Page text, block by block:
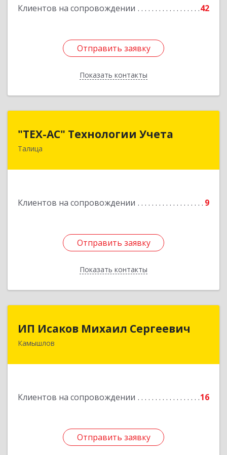
Клиентов на сопровождении 42
Отправить заявку
Показать контакты
Отправить заявку
Назад
"ТЕХ-АС" Технологии Учета
Талица
Клиентов на сопровождении 9
Отправить заявку
Показать контакты
Отправить заявку
Назад
ИП Исаков Михаил Сергеевич
Камышлов
Клиентов на сопровождении 16
Отправить заявку
624860, Свердловская обл, Камышлов г, Ленина
Отправить заявку